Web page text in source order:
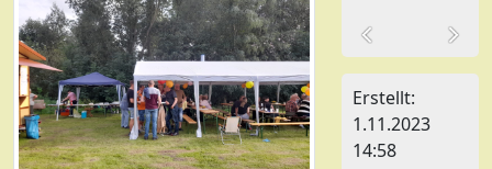
Erstellt:
1.11.2023
14:58